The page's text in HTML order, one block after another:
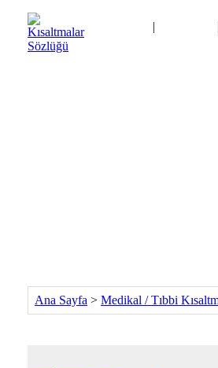
|
Ana Sayfa > Medikal / Tıbbi